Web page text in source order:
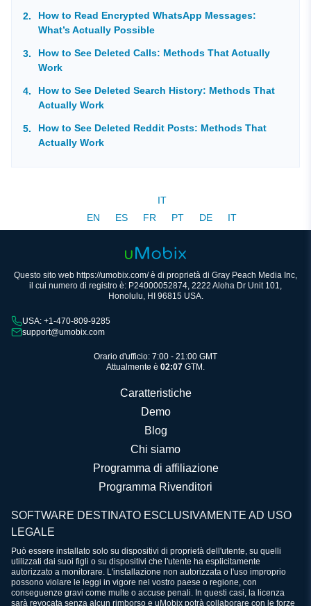
How to Read Encrypted WhatsApp Messages:
What’s Actually Possible
How to See Deleted Calls: Methods That Actually
Work
How to See Deleted Search History: Methods That
Actually Work
How to See Deleted Reddit Posts: Methods That
Actually Work
IT
EN
ES FR PT DE IT
Questo sito web https://umobix.com/ è di proprietà di Gray Peach Media Inc,
il cui numero di registro è: P24000052874, 2222 Aloha Dr Unit 101,
Honolulu, HI 96815 USA.
USA: +1-470-809-9285
support@umobix.com
Orario d'ufficio: 7:00 - 21:00 GMT
Attualmente è 02:07 GTM.
Caratteristiche
Demo
Blog
Chi siamo
Programma di affiliazione
Programma Rivenditori
SOFTWARE DESTINATO ESCLUSIVAMENTE AD USO
LEGALE
Può essere installato solo su dispositivi di proprietà dell'utente, su quelli
utilizzati dai suoi figli o su dispositivi che l'utente ha esplicitamente
autorizzato a monitorare. L'installazione non autorizzata o l'uso improprio
possono violare le leggi in vigore nel vostro paese o regione, con
conseguenze gravi come multe o accuse penali. In questi casi, la licenza
sarà revocata senza alcun rimborso e uMobix potrà collaborare con le forze